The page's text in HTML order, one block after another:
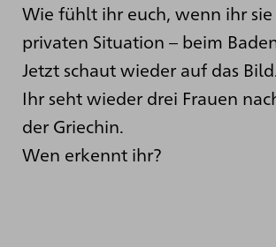
Wie fühlt ihr euch, wenn ihr sie
privaten Situation – beim
Jetzt schaut wieder auf das
Ihr seht wieder drei Frauen
der Griechin.
Wen erkennt ihr?